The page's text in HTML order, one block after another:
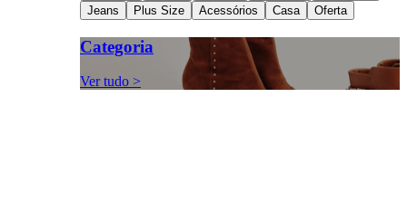
Jeans
Plus Size Acessórios Casa Oferta
Categoria
Ver tudo >